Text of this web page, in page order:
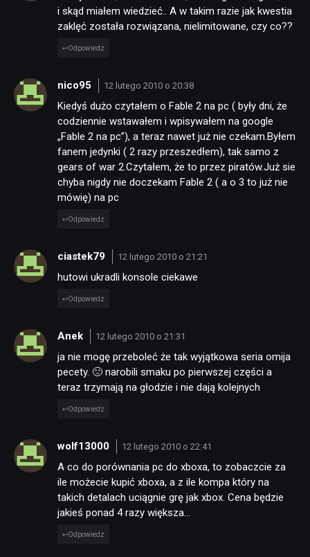
i skąd miałem wiedzieć.. A w takim razie jak kwestia
zaklęć została rozwiązana, nielimitowane, czy co??
Odpowiedz
nico95 12 lutego 2010 o 20:38
Kiedyś dużo czytałem o Fable 2 na pc ( były dni, że
codziennie wstawałem i wpisywałem na google
„Fable 2 na pc”), a teraz nawet już nie czekam.Byłem
fanem jedynki ( 2 razy przeszedłem), tak samo z
gears of war 2.Czytałem, że to przez piratów.Już sie
chyba nigdy nie doczekam Fable 2 ( a o 3 to już nie
mówię) na pc
Odpowiedz
ciastek79 12 lutego 2010 o 21:21
hutowi ukradli konsole ciekawe
Odpowiedz
Anek 12 lutego 2010 o 21:31
ja nie mogę przeboleć że tak wyjątkowa seria omija
pecety. 🙁 narobili smaku po pierwszej części a
teraz trzymają na głodzie i nie dają kolejnych
Odpowiedz
wolf13000 12 lutego 2010 o 22:41
A co do porównania pc do xboxa, to zobaczcie za
ile możecie kupić xboxa, a z ile kompa który na
takich detalach uciągnie grę jak xbox. Cena będzie
jakieś ponad 4 razy większa…
Odpowiedz